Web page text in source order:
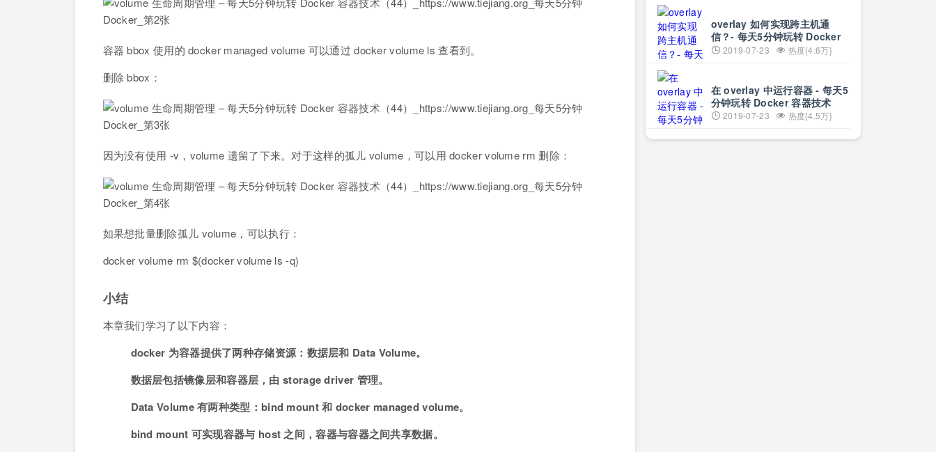
容器 bbox 使用的 docker managed volume 可以通过 docker volume ls 查看到。
删除 bbox：
因为没有使用 -v，volume 遗留了下来。对于这样的孤儿 volume，可以用 docker volume rm 删除：
如果想批量删除孤儿 volume，可以执行：
docker volume rm $(docker volume ls -q)
小结
本章我们学习了以下内容：
docker 为容器提供了两种存储资源：数据层和 Data Volume。
数据层包括镜像层和容器层，由 storage driver 管理。
Data Volume 有两种类型：bind mount 和 docker managed volume。
bind mount 可实现容器与 host 之间，容器与容器之间共享数据。
overlay 如何实现跨主机通
信？- 每天5分钟玩转 Docker
容器技术（52）
2019-07-23 热度{4.6万}
在 overlay 中运行容器 - 每天5
分钟玩转 Docker 容器技术
（51）
2019-07-23 热度{4.5万}